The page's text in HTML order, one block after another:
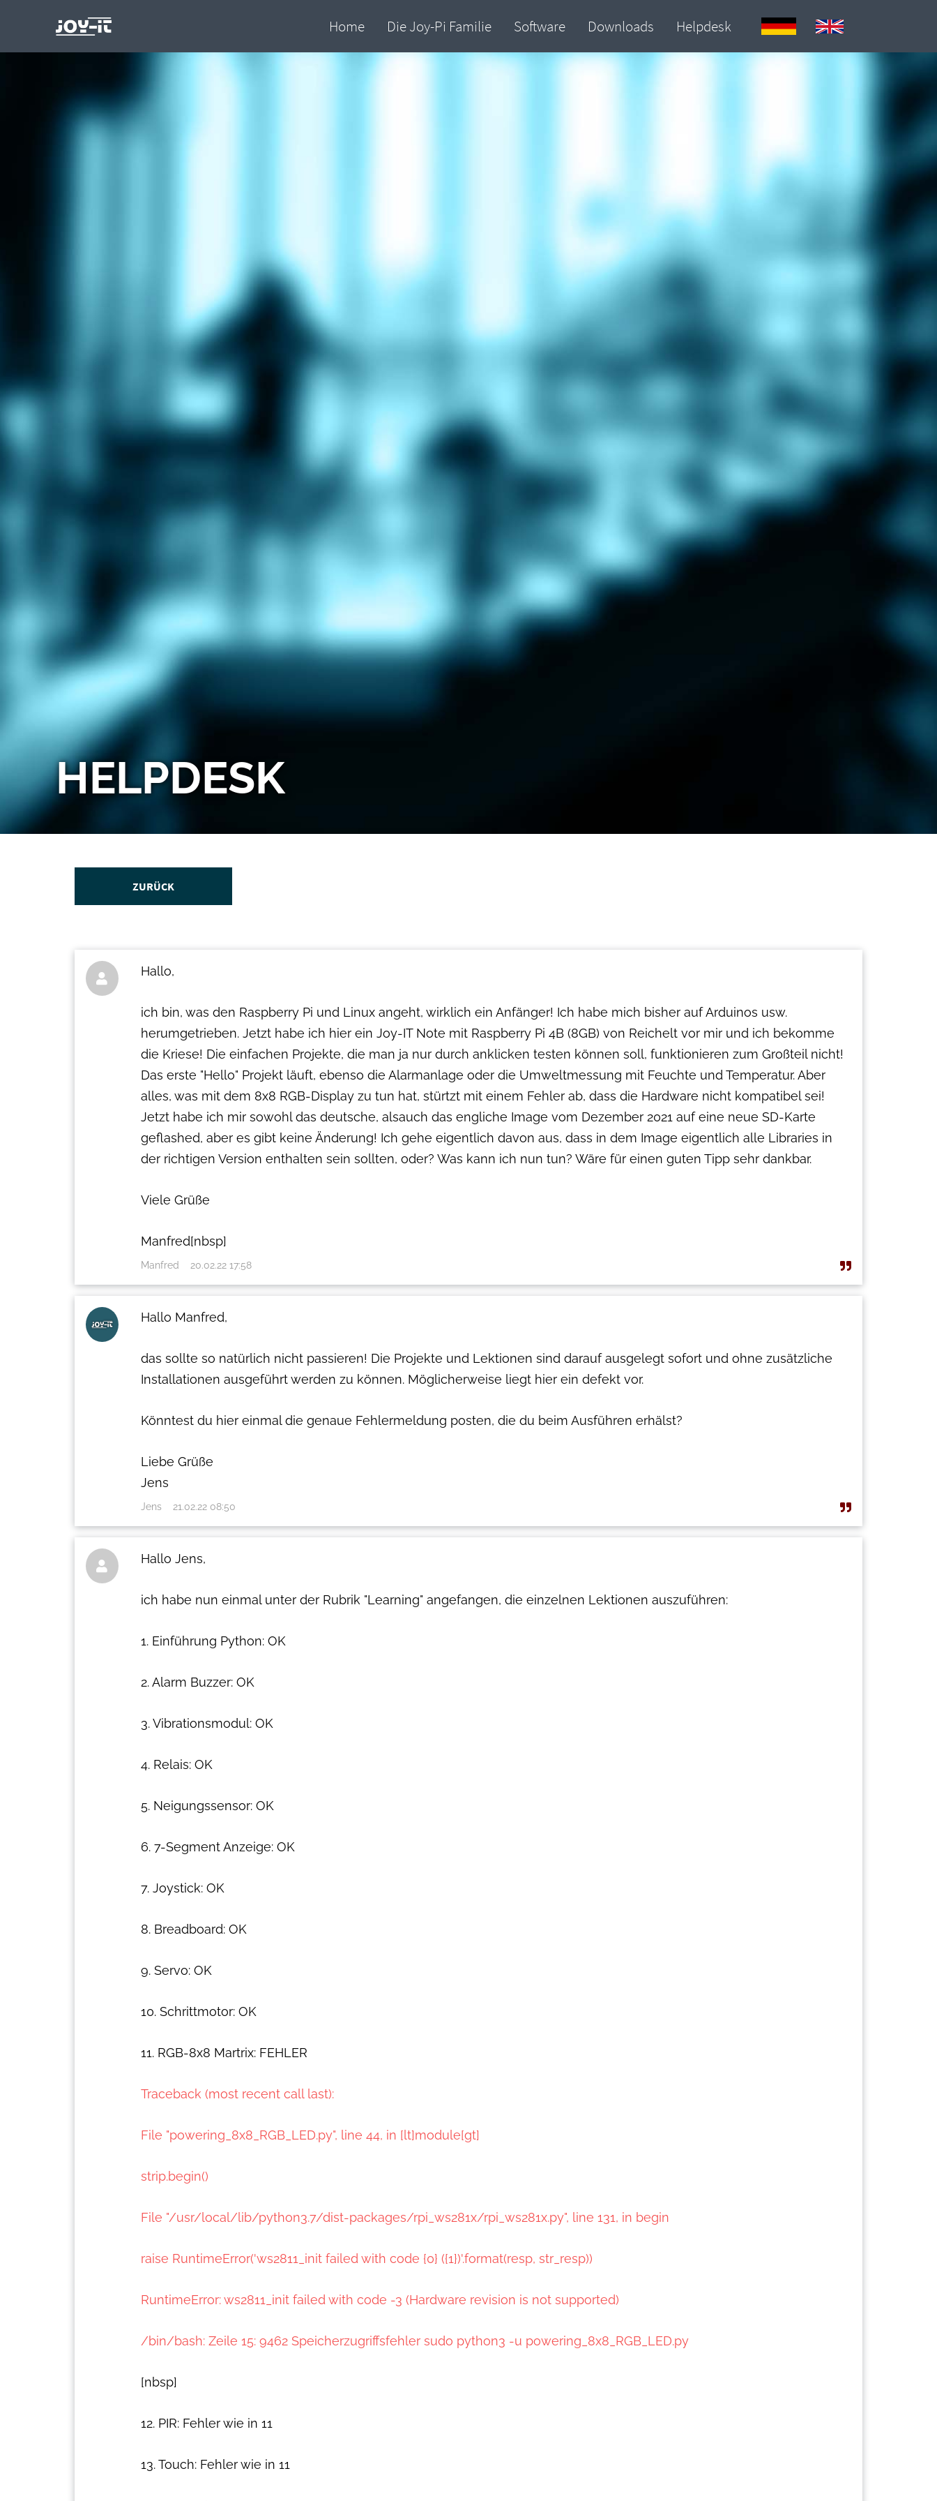
HELPDESK
ZURÜCK
 Hallo,
ich bin, was den Raspberry Pi und Linux angeht, wirklich ein Anfänger! Ich habe mich bisher auf Arduinos usw.
herumgetrieben. Jetzt habe ich hier ein Joy-IT Note mit Raspberry Pi 4B (8GB) von Reichelt vor mir und ich bekomme
die Kriese! Die einfachen Projekte, die man ja nur durch anklicken testen können soll, funktionieren zum Großteil nicht!
Das erste "Hello" Projekt läuft, ebenso die Alarmanlage oder die Umweltmessung mit Feuchte und Temperatur. Aber
alles, was mit dem 8x8 RGB-Display zu tun hat, stürtzt mit einem Fehler ab, dass die Hardware nicht kompatibel sei!
Jetzt habe ich mir sowohl das deutsche, alsauch das engliche Image vom Dezember 2021 auf eine neue SD-Karte
geflashed, aber es gibt keine Änderung! Ich gehe eigentlich davon aus, dass in dem Image eigentlich alle Libraries in
der richtigen Version enthalten sein sollten, oder? Was kann ich nun tun? Wäre für einen guten Tipp sehr dankbar.
Viele Grüße
Manfred[nbsp]
Manfred 20.02.22 17:58
Hallo Manfred,
das sollte so natürlich nicht passieren! Die Projekte und Lektionen sind darauf ausgelegt sofort und ohne zusätzliche
Installationen ausgeführt werden zu können. Möglicherweise liegt hier ein defekt vor.
Könntest du hier einmal die genaue Fehlermeldung posten, die du beim Ausführen erhälst?
Liebe Grüße
Jens
Jens 21.02.22 08:50
 Hallo Jens,
ich habe nun einmal unter der Rubrik "Learning" angefangen, die einzelnen Lektionen auszuführen:
1. Einführung Python: OK
2. Alarm Buzzer: OK
3. Vibrationsmodul: OK
4. Relais: OK
5. Neigungssensor: OK
6. 7-Segment Anzeige: OK
7. Joystick: OK
8. Breadboard: OK
9. Servo: OK
10. Schrittmotor: OK
11. RGB-8x8 Martrix: FEHLER
Traceback (most recent call last):
File "powering_8x8_RGB_LED.py", line 44, in [lt]module[gt]
strip.begin()
File "/usr/local/lib/python3.7/dist-packages/rpi_ws281x/rpi_ws281x.py", line 131, in begin
raise RuntimeError('ws2811_init failed with code {0} ({1})'.format(resp, str_resp))
RuntimeError: ws2811_init failed with code -3 (Hardware revision is not supported)
/bin/bash: Zeile 15: 9462 Speicherzugriffsfehler sudo python3 -u powering_8x8_RGB_LED.py
[nbsp]
12. PIR: Fehler wie in 11
13. Touch: Fehler wie in 11
Home Die Joy-Pi Familie Software Downloads Helpdesk